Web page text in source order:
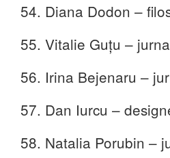
54. Diana Dodon –
55. Vitalie Guțu –
56. Irina Bejenaru –
57. Dan Iurcu –
58. Natalia Porubin –